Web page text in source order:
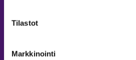
Tilastot
Markkinointi